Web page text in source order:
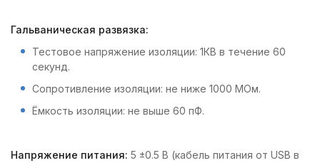
Гальваническая развязка:
Тестовое напряжение изоляции: 1КВ в течение 60
секунд.
Сопротивление изоляции: не ниже 1000 МОм.
Ёмкость изоляции: не выше 60 пФ.
Напряжение питания: 5 ±0.5 В (кабель питания от USB в